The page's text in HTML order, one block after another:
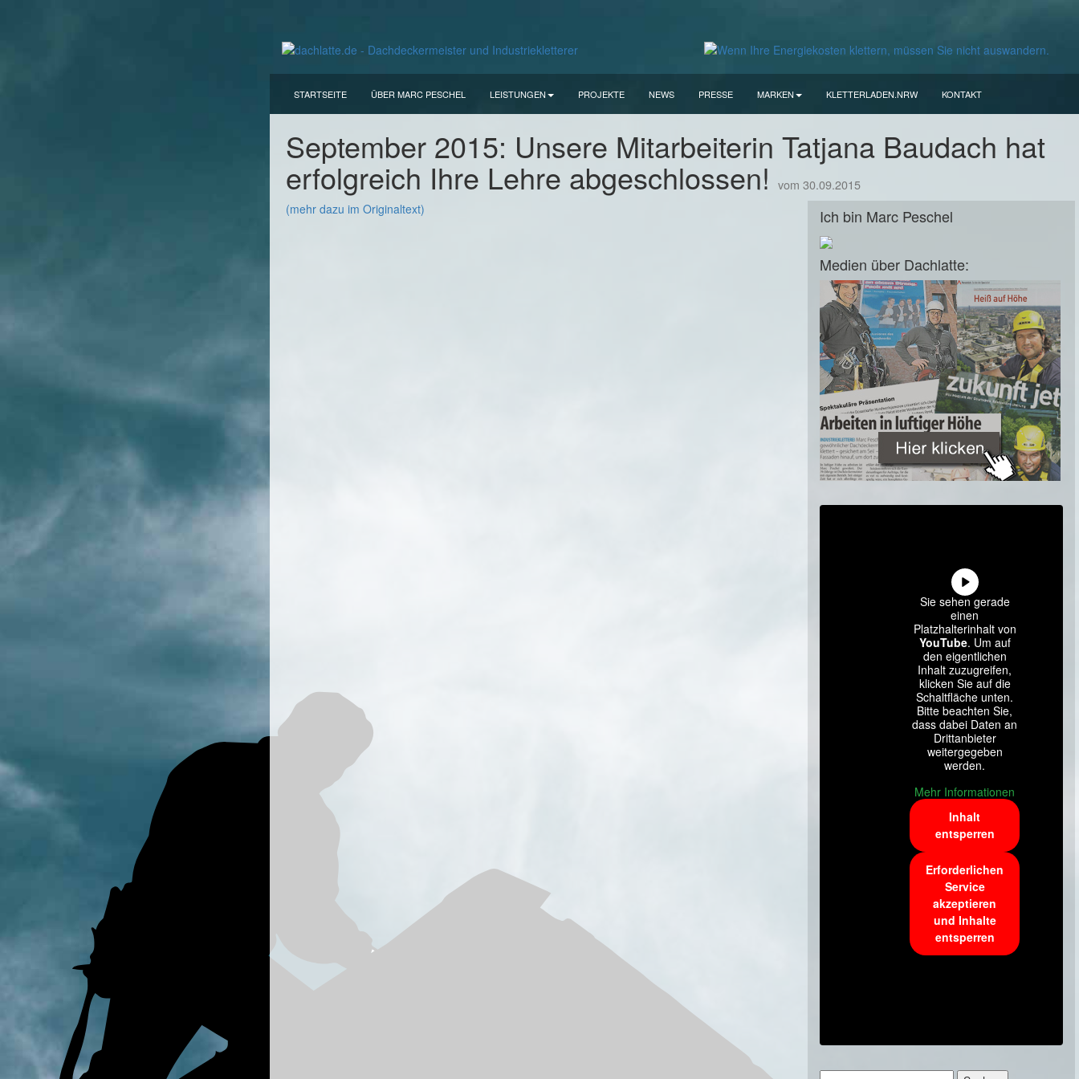
STARTSEITE ÜBER MARC PESCHEL LEISTUNGEN PROJEKTE NEWS PRESSE MARKEN KLETTERLADEN.NRW KONTAKT
September 2015: Unsere Mitarbeiterin Tatjana Baudach hat
erfolgreich Ihre Lehre abgeschlossen! vom 30.09.2015
(mehr dazu im Originaltext) Ich bin Marc Peschel
Medien über Dachlatte:
Sie sehen gerade
einen
Platzhalterinhalt von
YouTube. Um auf
den eigentlichen
Inhalt zuzugreifen,
klicken Sie auf die
Schaltfläche unten.
Bitte beachten Sie,
dass dabei Daten an
Drittanbieter
weitergegeben
werden.
Mehr Informationen
Inhalt
entsperren
Erforderlichen
Service
akzeptieren
und Inhalte
entsperren